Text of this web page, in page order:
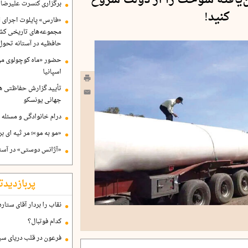
کنید!
برگزاری کنسرت
«فارس» پایلوت اجرای
مجموعه‌های تاریخی
حافظیه در آستانه
حضور «ماه کوچولوی
اسپانیا
تأیید گزارش حفاظتی
جهانی یونسکو
درام خانوادگی و
«مو به مو»؛ مر ثیه
«آژانس دوستی» در
نقاب را بردار آقای
کدام فوتبال؟
فرعون در قلب دریای